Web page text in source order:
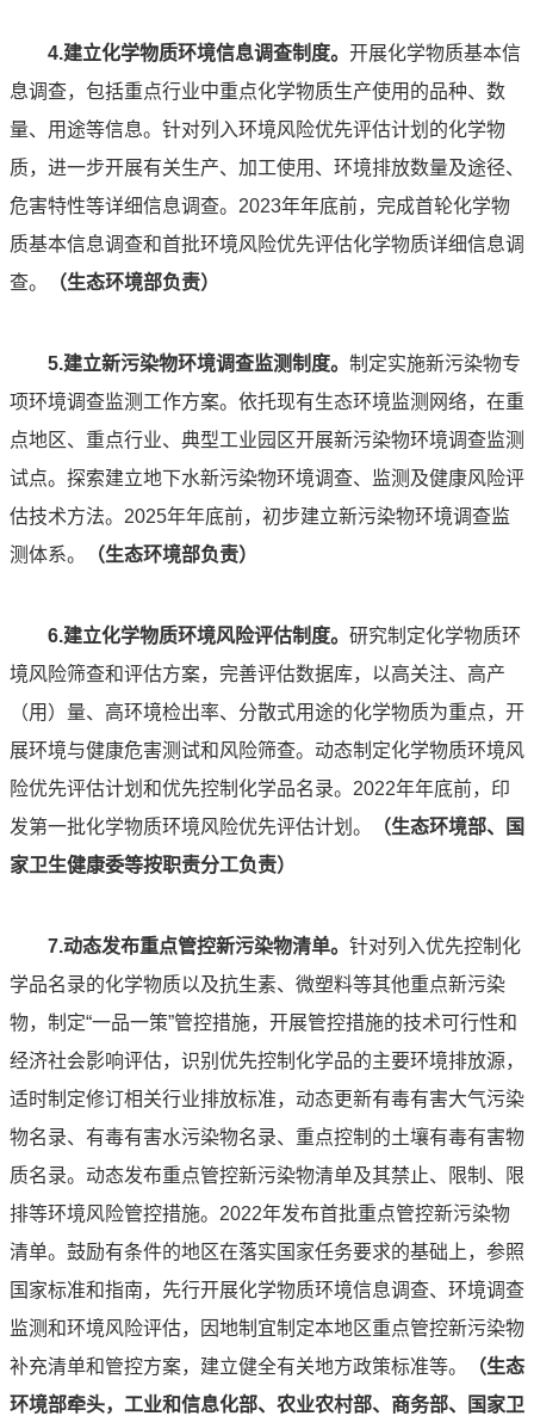
4.建立化学物质环境信息调查制度。 开展化学物质基本信
息调查，包括重点行业中重点化学物质生产使用的品种、数
量、用途等信息。针对列入环境风险优先评估计划的化学物
质，进一步开展有关生产、加工使用、环境排放数量及途径、
危害特性等详细信息调查。2023年年底前，完成首轮化学物
质基本信息调查和首批环境风险优先评估化学物质详细信息调
查。
（生态环境部负责）
5.建立新污染物环境调查监测制度。 制定实施新污染物专
项环境调查监测工作方案。依托现有生态环境监测网络，在重
点地区、重点行业、典型工业园区开展新污染物环境调查监测
试点。探索建立地下水新污染物环境调查、监测及健康风险评
估技术方法。2025年年底前，初步建立新污染物环境调查监
测体系。
（生态环境部负责）
6.建立化学物质环境风险评估制度。 研究制定化学物质环
境风险筛查和评估方案，完善评估数据库，以高关注、高产
（用）量、高环境检出率、分散式用途的化学物质为重点，开
展环境与健康危害测试和风险筛查。动态制定化学物质环境风
险优先评估计划和优先控制化学品名录。2022年年底前，印
发第一批化学物质环境风险优先评估计划。
（生态环境部、国
家卫生健康委等按职责分工负责）
7.动态发布重点管控新污染物清单。 针对列入优先控制化
学品名录的化学物质以及抗生素、微塑料等其他重点新污染
物，制定“一品一策”管控措施，开展管控措施的技术可行性和
经济社会影响评估，识别优先控制化学品的主要环境排放源，
适时制定修订相关行业排放标准，动态更新有毒有害大气污染
物名录、有毒有害水污染物名录、重点控制的土壤有毒有害物
质名录。动态发布重点管控新污染物清单及其禁止、限制、限
排等环境风险管控措施。2022年发布首批重点管控新污染物
清单。鼓励有条件的地区在落实国家任务要求的基础上，参照
国家标准和指南，先行开展化学物质环境信息调查、环境调查
监测和环境风险评估，因地制宜制定本地区重点管控新污染物
补充清单和管控方案，建立健全有关地方政策标准等。
（生态
环境部牵头，工业和信息化部、农业农村部、商务部、国家卫